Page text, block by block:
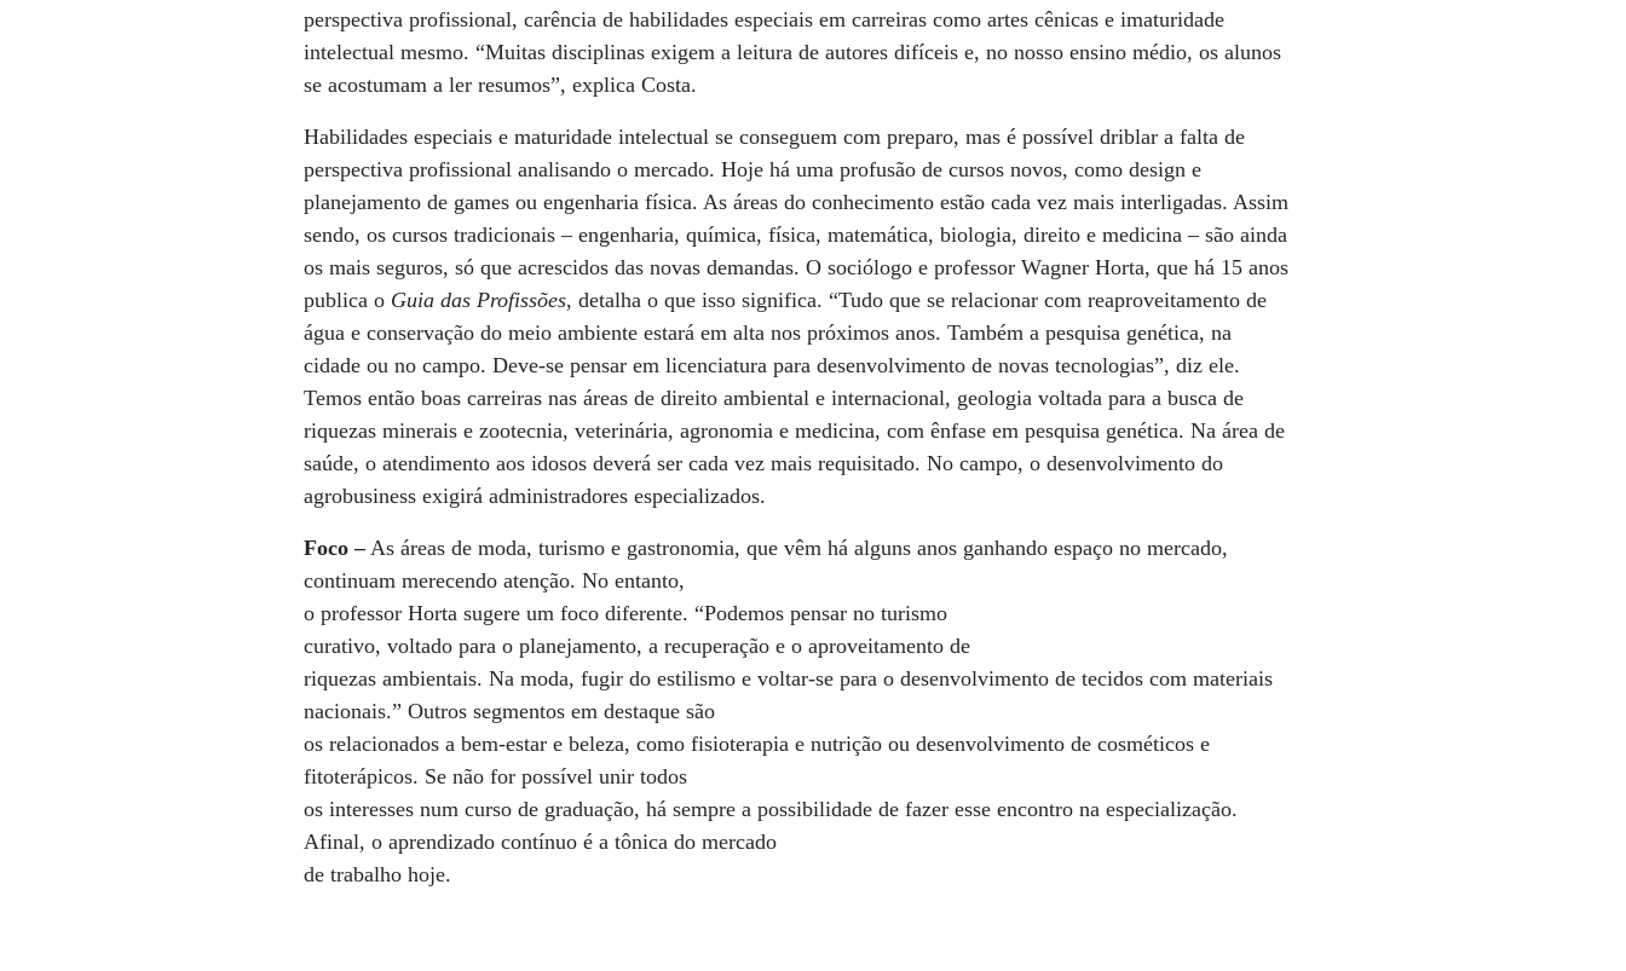
perspectiva profissional, carência de habilidades especiais em carreiras como artes cênicas e imaturidade
intelectual mesmo. “Muitas disciplinas exigem a leitura de autores difíceis e, no nosso ensino médio, os alunos
se acostumam a ler resumos”, explica Costa.
Habilidades especiais e maturidade intelectual se conseguem com preparo, mas é possível driblar a falta de
perspectiva profissional analisando o mercado. Hoje há uma profusão de cursos novos, como design e
planejamento de games ou engenharia física. As áreas do conhecimento estão cada vez mais interligadas. Assim
sendo, os cursos tradicionais – engenharia, química, física, matemática, biologia, direito e medicina – são ainda
os mais seguros, só que acrescidos das novas demandas. O sociólogo e professor Wagner Horta, que há 15 anos
publica o Guia das Profissões, detalha o que isso significa. “Tudo que se relacionar com reaproveitamento de
água e conservação do meio ambiente estará em alta nos próximos anos. Também a pesquisa genética, na
cidade ou no campo. Deve-se pensar em licenciatura para desenvolvimento de novas tecnologias”, diz ele.
Temos então boas carreiras nas áreas de direito ambiental e internacional, geologia voltada para a busca de
riquezas minerais e zootecnia, veterinária, agronomia e medicina, com ênfase em pesquisa genética. Na área de
saúde, o atendimento aos idosos deverá ser cada vez mais requisitado. No campo, o desenvolvimento do
agrobusiness exigirá administradores especializados.
Foco –As áreas de moda, turismo e gastronomia, que vêm há alguns anos ganhando espaço no mercado,
continuam merecendo atenção. No entanto,
o professor Horta sugere um foco diferente. “Podemos pensar no turismo
curativo, voltado para o planejamento, a recuperação e o aproveitamento de
riquezas ambientais. Na moda, fugir do estilismo e voltar-se para o desenvolvimento de tecidos com materiais
nacionais.” Outros segmentos em destaque são
os relacionados a bem-estar e beleza, como fisioterapia e nutrição ou desenvolvimento de cosméticos e
fitoterápicos. Se não for possível unir todos
os interesses num curso de graduação, há sempre a possibilidade de fazer esse encontro na especialização.
Afinal, o aprendizado contínuo é a tônica do mercado
de trabalho hoje.